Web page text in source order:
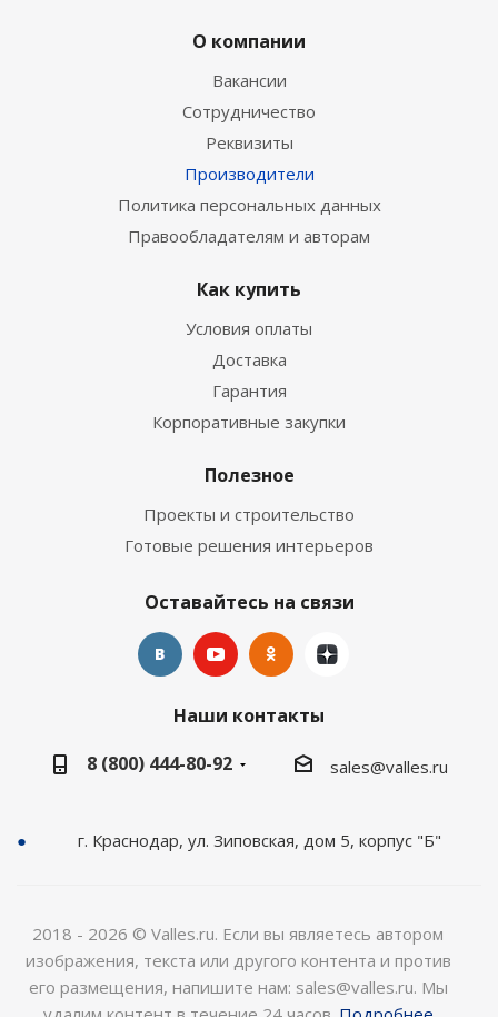
О компании
Вакансии
Сотрудничество
Реквизиты
Производители
Политика персональных данных
Правообладателям и авторам
Как купить
Условия оплаты
Доставка
Гарантия
Корпоративные закупки
Полезное
Проекты и строительство
Готовые решения интерьеров
Оставайтесь на связи
Наши контакты
8 (800) 444-80-92
sales@valles.ru
г. Краснодар, ул. Зиповская, дом 5, корпус "Б"
2018 - 2026 © Valles.ru. Если вы являетесь автором
изображения, текста или другого контента и против
его размещения, напишите нам: sales@valles.ru. Мы